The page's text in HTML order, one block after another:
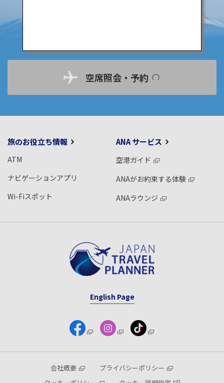
空席照会・予約
旅のお役立ち情報
ATM
ナビゲーションアプリ
Wi-Fiスポット
ANA サービス
空港ガイド
ANAがお約束する体験
ANAラウンジ
English Page
会社概要
プライバシーポリシー